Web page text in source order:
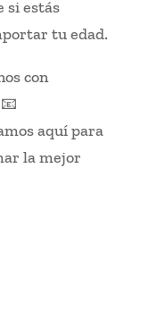
si estás
tu edad.
con
aquí para
la mejor